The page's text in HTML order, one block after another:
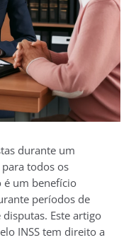
durante um
para todos os
é um benefício
períodos de
Este artigo
INSS tem direito a